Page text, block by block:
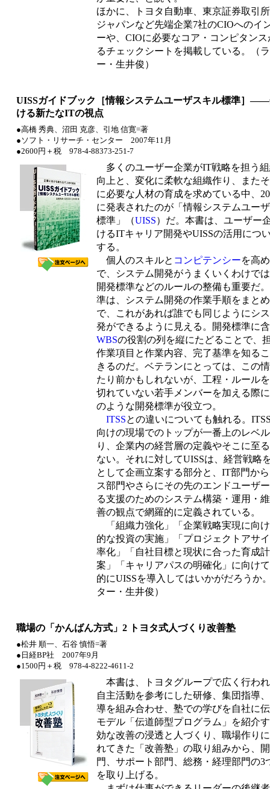
ほかに、トヨタ自動車、東京証券取引
ジャパンなど先端企業7社のCIOへのイ
ーや、CIOに必要なコア・コンピタン
るチェックシートを掲載している。（
ー・生井俊）
UISSガイドブック［情報システムユーザスキル標準］
ける新たなITの視点
●高橋 秀典、沼田 克彦、引地 信寛=著
●ソフト・リサーチ・センター 2007年11月
●2600円＋税 978-4-88373-251-7
多くのユーザー企業がIT戦略を担う
向上と、変化に柔軟な組織作り、また
に必要な人材の育成を求めている中、
に発表されたのが「情報システムユー
標準」（UISS）だ。本書は、ユーザー
けるITキャリア開発やUISSの活用につ
する。
個人のスキルと コンピテンシーを高
で、システム開発がうまくいくわけで
開発標準などのルールの整備も重要だ
準は、システム開発の作業手順をまと
で、これがあれば誰でも同じようにシ
発ができるように見える。開発標準に
WBSの役割の列を縦にたどることで、
作業項目と作業内容、完了基準を知る
きるのだ。ベテランにとっては、この
たり前かもしれないが、工程・ルール
切れていない若手メンバーを加える際
のような開発標準が役立つ。
ITSSとの違いについても触れる。
向けの現場でのトップが一番上のレベ
り、企業内の経営層の定義やそこに至
ない。それに対してUISSは、経営戦略
として企画立案する部分と、IT部門か
ス部門やさらにその先のエンドユーザ
る支援のためのシステム構築・運用・
善の観点で網羅的に定義されている。
「組織力強化」「企業戦略実現に向
的な投資の実施」「プロジェクトアサ
率化」「自社目標と現状に合った育成
案」「キャリアパスの明確化」に向け
的にUISSを導入してはいかがだろうか
ター・生井俊）
職場の「かんばん方式」2 トヨタ式人づくり改善塾
●松井 順一、石谷 慎悟=著
●日経BP社 2007年9月
●1500円＋税 978-4-8222-4611-2
本書は、トヨタグループで広く行わ
自主活動を参考にした研修、集団指導
導を組み合わせ、塾での学びを自社に
モデル「伝道師型プログラム」を紹介
効な改善の浸透と人づくり、職場作り
れてきた「改善塾」の取り組みから、
門、サポート部門、総務・経理部門の3
を取り上げる。